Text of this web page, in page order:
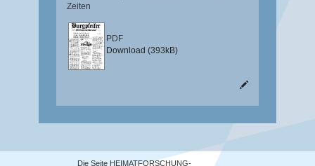
Zeiten
PDF
Download (393kB)
Die Seite HEIMATFORSCHUNG-